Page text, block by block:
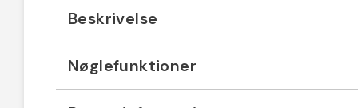
Beskrivelse
Nøglefunktioner